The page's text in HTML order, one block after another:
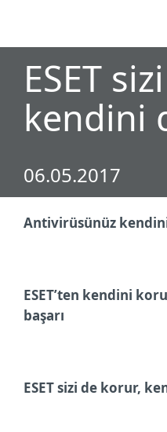
ESET
kendini
06.05.2017
Antivirüsünüz
ESET’ten kendini
başarı
ESET sizi de korur,